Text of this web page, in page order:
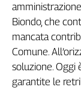
Slc
Spi
Inca
Caaf
Speciali
Biondo, che
mancata
Comune.
soluzione. Oggi
garantite le